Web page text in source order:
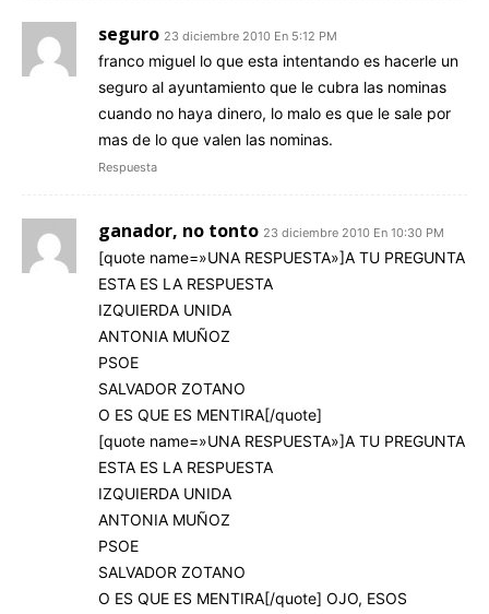
seguro 23 diciembre 2010 En 5:12 PM
franco miguel lo que esta intentando es hacerle un
seguro al ayuntamiento que le cubra las nominas
cuando no haya dinero, lo malo es que le sale por
mas de lo que valen las nominas.
Respuesta
ganador, no tonto 23 diciembre 2010 En 10:30 PM
[quote name=»UNA RESPUESTA»]A TU PREGUNTA
ESTA ES LA RESPUESTA
IZQUIERDA UNIDA
ANTONIA MUÑOZ
PSOE
SALVADOR ZOTANO
O ES QUE ES MENTIRA[/quote]
[quote name=»UNA RESPUESTA»]A TU PREGUNTA
ESTA ES LA RESPUESTA
IZQUIERDA UNIDA
ANTONIA MUÑOZ
PSOE
SALVADOR ZOTANO
O ES QUE ES MENTIRA[/quote] OJO, ESOS